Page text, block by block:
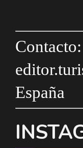
Contacto:
España